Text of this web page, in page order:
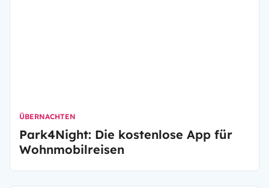
ÜBERNACHTEN
Park4Night: Die kostenlose App für
Wohnmobilreisen